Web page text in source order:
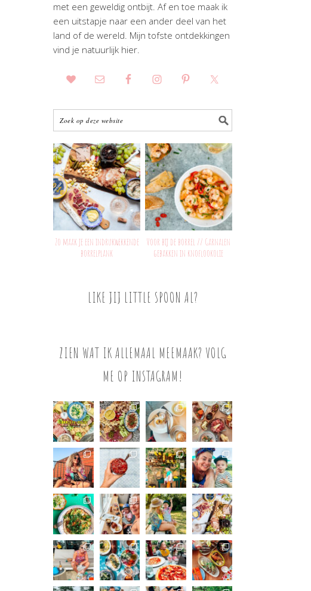
met een geweldig ontbijt. Af en toe maak ik
een uitstapje naar een ander deel van het
land of de wereld. Mijn tofste ontdekkingen
vind je natuurlijk hier.
Zo maak je een indrukwekkende
borrelplank
Voor bij de borrel // Garnalen
gebakken in knoflookolie
LIKE JIJ LITTLE SPOON AL?
ZIEN WAT IK ALLEMAAL MEEMAAK? VOLG
ME OP INSTAGRAM!